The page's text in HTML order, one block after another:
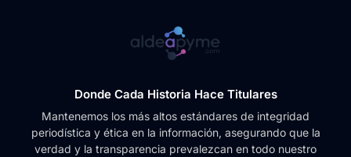
Donde Cada Historia Hace Titulares
Mantenemos los más altos estándares de integridad
periodística y ética en la información, asegurando que la
verdad y la transparencia prevalezcan en todo nuestro